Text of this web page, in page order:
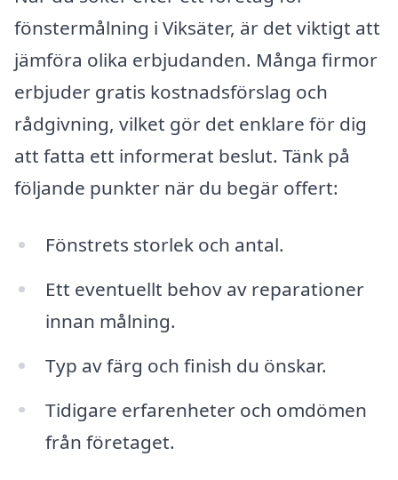
fönstermålning i Viksäter, är det viktigt att
jämföra olika erbjudanden. Många firmor
erbjuder gratis kostnadsförslag och
rådgivning, vilket gör det enklare för dig
att fatta ett informerat beslut. Tänk på
följande punkter när du begär offert:
Fönstrets storlek och antal.
Ett eventuellt behov av reparationer
innan målning.
Typ av färg och finish du önskar.
Tidigare erfarenheter och omdömen
från företaget.